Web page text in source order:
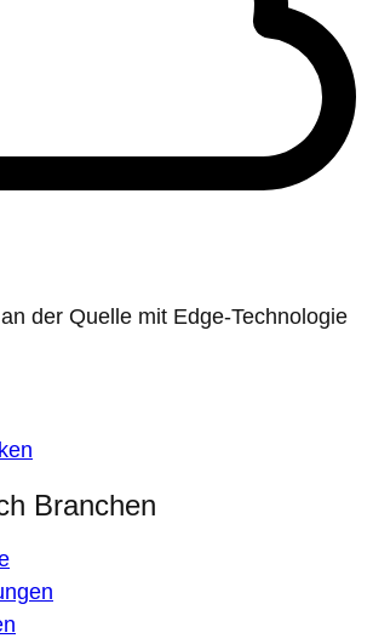
der Quelle mit Edge-Technologie
Branchen